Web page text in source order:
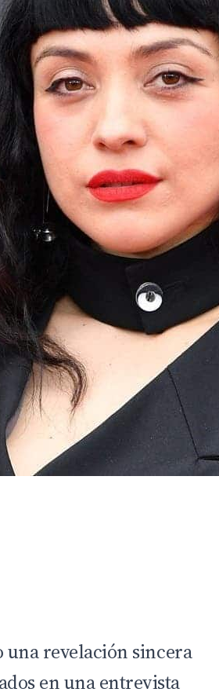
una revelación sincera
en una entrevista